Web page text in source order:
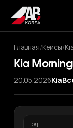
Главная/Кейсы/Kia
Kia
20.05.2026Kia
‹
Год